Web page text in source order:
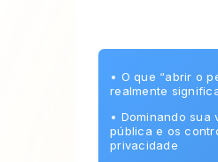
• O que “abrir o
realmente
• Dominando sua
pública e os
privacidade